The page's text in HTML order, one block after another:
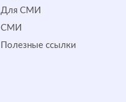
Для СМИ
СМИ
Полезные ссылки